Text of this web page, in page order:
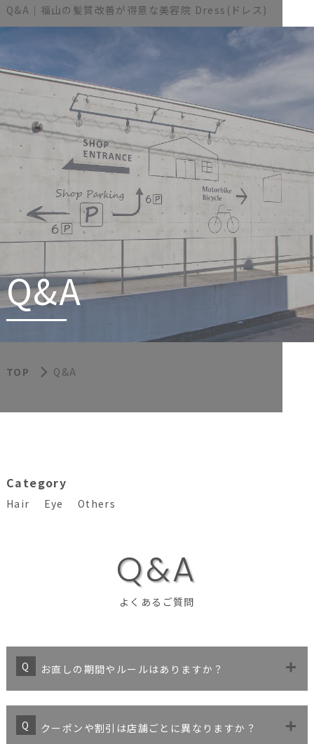
Q&A｜福山の髪質改善が得意な美容院 Dress(ドレス)
Q&A
TOP Q&A
Category
Hair Eye Others
Q&A
よくあるご質問
お直しの期間やルールはありますか？
クーポンや割引は店舗ごとに異なりますか？